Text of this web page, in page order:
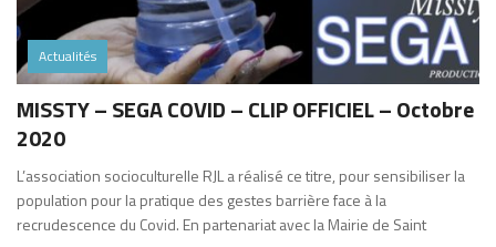
Actualités
MISSTY – SEGA COVID – CLIP OFFICIEL – Octobre
2020
L’association socioculturelle RJL a réalisé ce titre, pour sensibiliser la
population pour la pratique des gestes barrière face à la
recrudescence du Covid. En partenariat avec la Mairie de Saint